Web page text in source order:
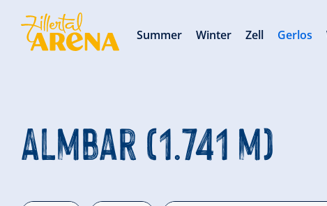
Almbar (1.741 m)
Summer Winter Zell Gerlos